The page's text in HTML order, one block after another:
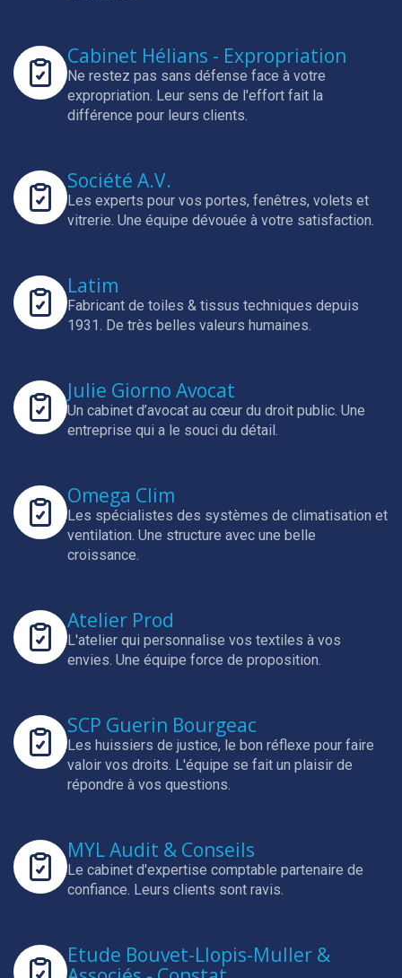
Cabinet Hélians - Expropriation
Ne restez pas sans défense face à votre
expropriation. Leur sens de l'effort fait la
différence pour leurs clients.
Société A.V.
Les experts pour vos portes, fenêtres, volets et
vitrerie. Une équipe dévouée à votre satisfaction.
Latim
Fabricant de toiles & tissus techniques depuis
1931. De très belles valeurs humaines.
Julie Giorno Avocat
Un cabinet d’avocat au cœur du droit public. Une
entreprise qui a le souci du détail.
Omega Clim
Les spécialistes des systèmes de climatisation et
ventilation. Une structure avec une belle
croissance.
Atelier Prod
L'atelier qui personnalise vos textiles à vos
envies. Une équipe force de proposition.
SCP Guerin Bourgeac
Les huissiers de justice, le bon réflexe pour faire
valoir vos droits. L'équipe se fait un plaisir de
répondre à vos questions.
MYL Audit & Conseils
Le cabinet d'expertise comptable partenaire de
confiance. Leurs clients sont ravis.
Etude Bouvet-Llopis-Muller &